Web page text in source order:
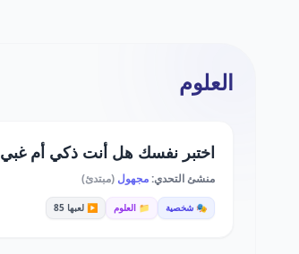
العلوم
اختبر نفسك هل أنت ذكي أم غبي
منشئ التحدي:مجهول (مبتدئ)
🎭 شخصية 📁 العلوم ▶️ لعبها 85